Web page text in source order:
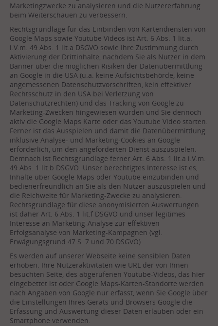
Marketingzwecke zu analysieren und die Nutzererfahrung
beim Weiterschauen zu verbessern.
Rechtsgrundlage für das Einbinden von Kartendiensten von
Google Maps sowie Youtube Videos ist Art. 6 Abs. 1 lit.a.
i.V.m. 49 Abs. 1 lit.a DSGVO sowie Ihre Zustimmung durch
Aktivierung der Drittinhalte, nachdem Sie als Nutzer in dem
Banner über die möglichen Risiken der Datenübermittlung
an Google in die USA (u.a. keine Aufsichtsbehörde, keine
angemessenen Datenschutzvorschriften, kein effektiver
Rechtsschutz in den USA bei Verletzung von
Datenschutzrechten) und das Tracking von Google zu
Marketing-Zwecken hingewiesen wurden und Sie dennoch
aktiv die Google Maps Karte oder das Youtube Video starten.
Ferner ist das Ausspielen und damit die Datenübermittlung
inklusive Analyse- und Marketing-Cookies an Google
erforderlich, um den angeforderten Dienst auszuspielen.
Demnach ist Rechtsgrundlage ferner Art. 6 Abs. 1 lit.a i.V.m.
49 Abs. 1 lit.b DSGVO. Unser berechtigtes Interesse ist es,
Inhalte über Google Maps oder Youtube einzubinden und
bedienerfreundlich an Sie als den Nutzer auszuspielen und
die Reichweite für Marketing-Zwecke zu analysieren.
Rechtsgrundlage für diese anonymisierten Auswertungen
ist daher Art. 6 Abs. 1 lit.f DSGVO und unser legitimes
Interesse an Marketing-Analyse zur effektiven
Erfolgsanalyse von Marketing-Kampagnen (vgl.
Erwägungsgrund 47 S. 7 und 70 DSGVO).
Es werden auf unserer Webseite keine sensiblen Daten
erhoben. Ihre Nutzeraktivitäten wie URL der von Ihnen
besuchten Seite, des abgerufenen Youtube-Videos, das hier
eingebettet ist oder Google Maps-Karten-Standorte werden
nach Angaben von Google nur erfasst, wenn Sie Google über
die Einstellungen Ihres Geräts und Browsers Google die
Erfassung und Auswertung dieser Daten erlauben oder ein
Smartphone verwenden.